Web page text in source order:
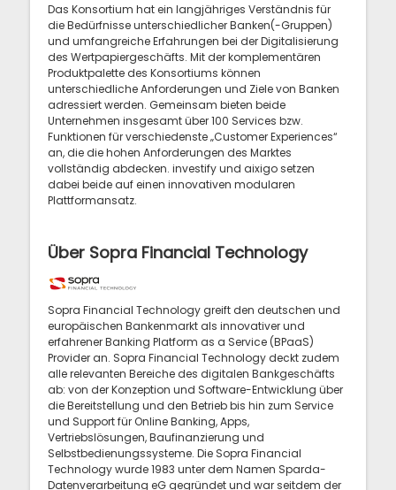
Das Konsortium hat ein langjähriges Verständnis für
die Bedürfnisse unterschiedlicher Banken(-Gruppen)
und umfangreiche Erfahrungen bei der Digitalisierung
des Wertpapiergeschäfts. Mit der komplementären
Produktpalette des Konsortiums können
unterschiedliche Anforderungen und Ziele von Banken
adressiert werden. Gemeinsam bieten beide
Unternehmen insgesamt über 100 Services bzw.
Funktionen für verschiedenste „Customer Experiences“
an, die die hohen Anforderungen des Marktes
vollständig abdecken. investify und aixigo setzen
dabei beide auf einen innovativen modularen
Plattformansatz.
Über Sopra Financial Technology
Sopra Financial Technology greift den deutschen und
europäischen Bankenmarkt als innovativer und
erfahrener Banking Platform as a Service (BPaaS)
Provider an. Sopra Financial Technology deckt zudem
alle relevanten Bereiche des digitalen Bankgeschäfts
ab: von der Konzeption und Software-Entwicklung über
die Bereitstellung und den Betrieb bis hin zum Service
und Support für Online Banking, Apps,
Vertriebslösungen, Baufinanzierung und
Selbstbedienungssysteme. Die Sopra Financial
Technology wurde 1983 unter dem Namen Sparda-
Datenverarbeitung eG gegründet und war seitdem der